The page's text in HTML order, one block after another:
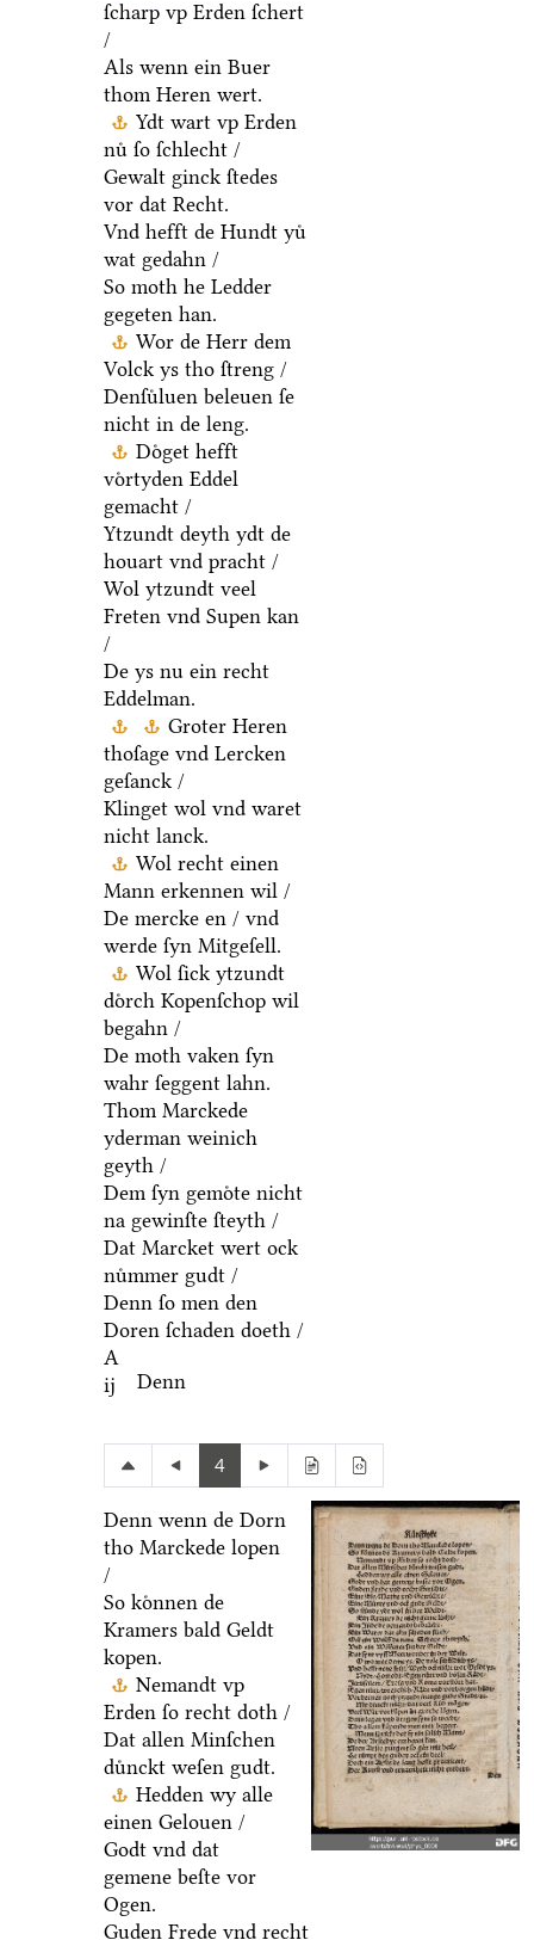
ſcharp vp Erden ſchert
/
Als wenn ein Buer
thom Heren wert.
Ydt wart vp Erden
nuͤ ſo ſchlecht /
Gewalt ginck ſtedes
vor dat Recht.
Vnd hefft de Hundt yuͤ
wat gedahn /
So moth he Ledder
gegeten han.
Wor de Herr dem
Volck ys tho ſtreng /
Denſuͤluen beleuen ſe
nicht in de leng.
Doͤget hefft
voͤrtyden Eddel
gemacht /
Ytzundt deyth ydt de
houart vnd pracht /
Wol ytzundt veel
Freten vnd Supen kan
/
De ys nu ein recht
Eddelman.
Groter Heren
thoſage vnd Lercken
geſanck /
Klinget wol vnd waret
nicht lanck.
Wol recht einen
Mann erkennen wil /
De mercke en / vnd
werde ſyn Mitgeſell.
Wol ſick ytzundt
doͤrch Kopenſchop wil
begahn /
De moth vaken ſyn
wahr ſeggent lahn.
Thom Marckede
yderman weinich
geyth /
Dem ſyn gemoͤte nicht
na gewinſte ſteyth /
Dat Marcket wert ock
nuͤmmer gudt /
Denn ſo men den
Doren ſchaden doeth /
A
ij
Denn
4
Denn wenn de Dorn
tho Marckede lopen
/
So koͤnnen de
Kramers bald Geldt
kopen.
Nemandt vp
Erden ſo recht doth /
Dat allen Minſchen
duͤnckt weſen gudt.
Hedden wy alle
einen Gelouen /
Godt vnd dat
gemene beſte vor
Ogen.
Guden Frede vnd recht